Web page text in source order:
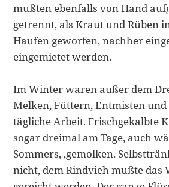
mußten ebenfalls von Hand
getrennt, als Kraut und Rüben
Haufen geworfen, nachher
eingemietet werden.
Im Winter waren außer dem
Melken, Füttern, Entmisten
tägliche Arbeit. Frischgekalbte
sogar dreimal am Tage, auch
Sommers, ‚gemolken.
nicht, dem Rindvieh mußte das